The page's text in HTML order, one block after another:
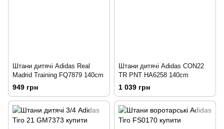
Штани дитячі Adidas Real
Madrid Training FQ7879 140cm
949 грн
Штани дитячі Adidas CON22
TR PNT HA6258 140cm
1 039 грн